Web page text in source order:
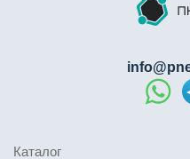
следующей инструкции:
давление в системе.
Отрезать трубку
чистоту поверхности.
Каталог